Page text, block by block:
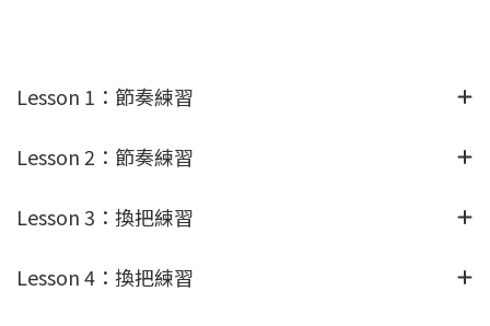
Lesson 1：節奏練習
Lesson 2：節奏練習
Lesson 3：換把練習
Lesson 4：換把練習